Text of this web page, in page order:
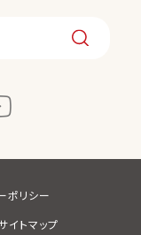
ポリシー
イトマップ